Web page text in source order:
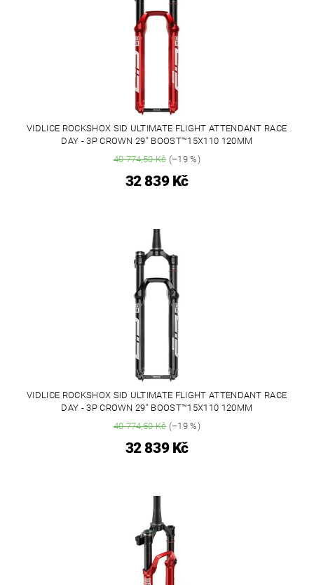
VIDLICE ROCKSHOX SID ULTIMATE FLIGHT ATTENDANT RACE
DAY - 3P CROWN 29" BOOST™15X110 120MM
40 774,50 Kč(–19 %)
32 839 Kč
VIDLICE ROCKSHOX SID ULTIMATE FLIGHT ATTENDANT RACE
DAY - 3P CROWN 29" BOOST™15X110 120MM
40 774,50 Kč(–19 %)
32 839 Kč